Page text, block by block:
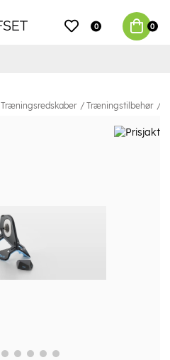
0 0
Træningsredskaber Træningstilbehør